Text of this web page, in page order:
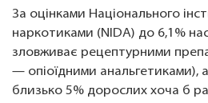
За оцінками Національного
наркотиками (NIDA) до 6,1%
зловживає рецептурними
— опіоїдними анальгетиками),
близько 5% дорослих хоча б